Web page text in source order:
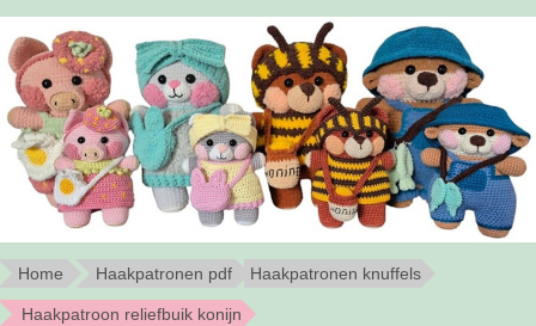
Home Haakpatronen pdf Haakpatronen knuffels
Haakpatroon reliefbuik konijn